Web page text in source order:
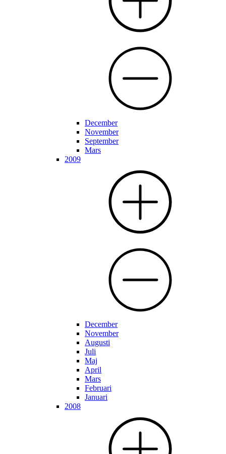
December
November
September
Mars
2009
December
November
Augusti
Juli
Maj
April
Mars
Februari
Januari
2008